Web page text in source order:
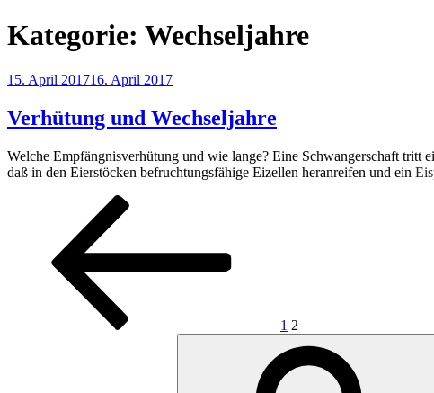
Kategorie: Wechseljahre
Veröffentlicht
15. April 201716. April 2017
Verhütung und Wechseljahre
Welche Empfängnisverhütung und wie lange? Eine Schwangerschaft tritt
daß in den Eierstöcken befruchtungsfähige Eizellen heranreifen und ein
Seitennummerierung
Beiträge
1 2